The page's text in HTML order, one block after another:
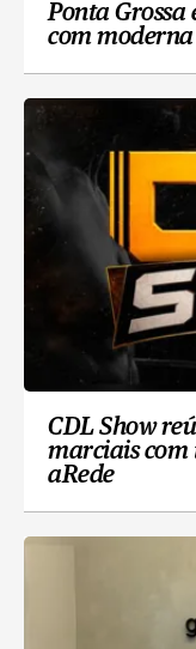
Ponta Grossa
com
CDL Show
marciais com
aRede